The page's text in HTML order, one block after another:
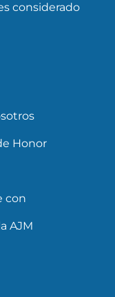
considerado
Honor
con
AJM